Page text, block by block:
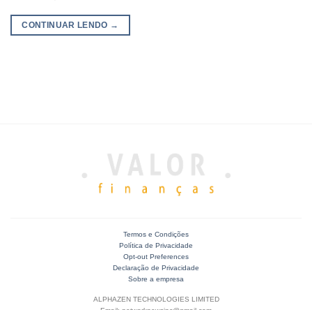
CONTINUAR LENDO →
Termos e Condições
Política de Privacidade
Opt-out Preferences
Declaração de Privacidade
Sobre a empresa
ALPHAZEN TECHNOLOGIES LIMITED